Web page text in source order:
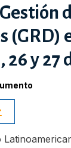
(GRD)
26 y 27